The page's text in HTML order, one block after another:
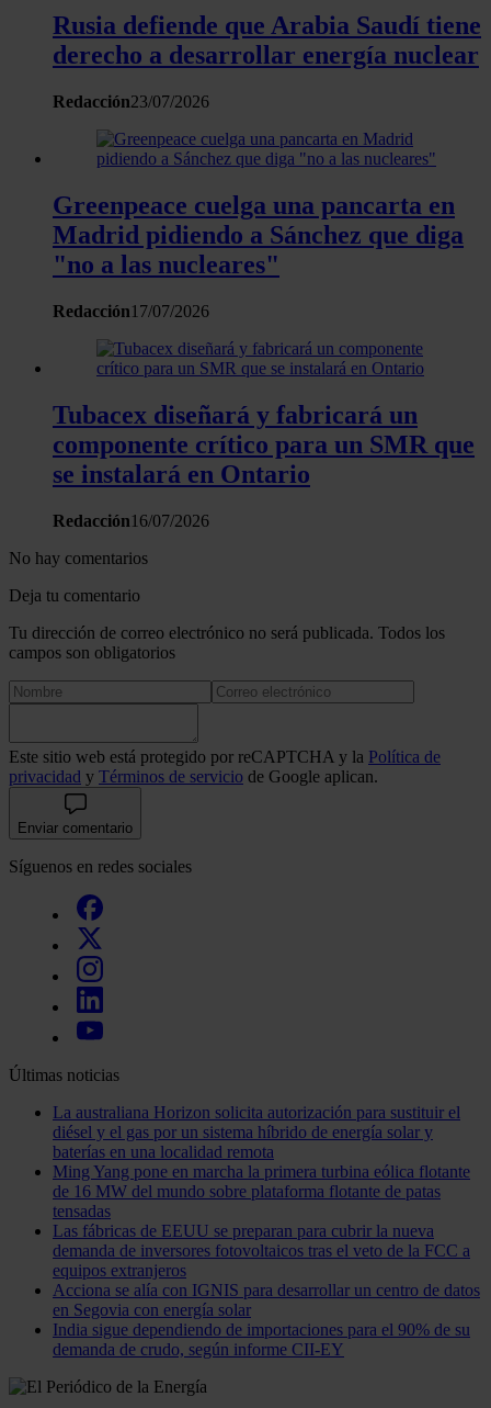
recopilado a partir del uso que haya hecho de sus servicios.
Rusia defiende que Arabia Saudí tiene
derecho a desarrollar energía nuclear
Redacción23/07/2026
Greenpeace cuelga una pancarta en
Madrid pidiendo a Sánchez que diga
"no a las nucleares"
Redacción17/07/2026
Tubacex diseñará y fabricará un
componente crítico para un SMR que
se instalará en Ontario
Redacción16/07/2026
No hay comentarios
Deja tu comentario
Tu dirección de correo electrónico no será publicada. Todos los
campos son obligatorios
Este sitio web está protegido por reCAPTCHA y la Política de
privacidad y Términos de servicio de Google aplican.
Enviar comentario
Síguenos en redes sociales
Últimas noticias
La australiana Horizon solicita autorización para sustituir el
diésel y el gas por un sistema híbrido de energía solar y
baterías en una localidad remota
Ming Yang pone en marcha la primera turbina eólica flotante
de 16 MW del mundo sobre plataforma flotante de patas
tensadas
Las fábricas de EEUU se preparan para cubrir la nueva
demanda de inversores fotovoltaicos tras el veto de la FCC a
equipos extranjeros
Acciona se alía con IGNIS para desarrollar un centro de datos
en Segovia con energía solar
India sigue dependiendo de importaciones para el 90% de su
demanda de crudo, según informe CII-EY